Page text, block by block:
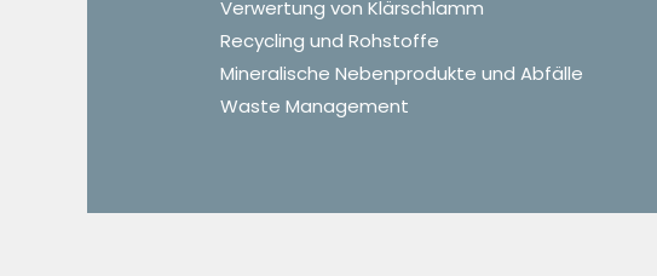
Verwertung von Klärschlamm
Recycling und Rohstoffe
Mineralische Nebenprodukte und Abfälle
Waste Management